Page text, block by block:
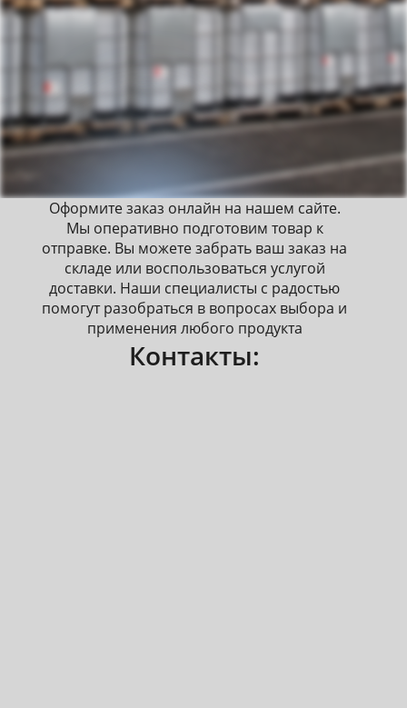
Оформите заказ онлайн на нашем сайте.
Мы оперативно подготовим товар к
отправке. Вы можете забрать ваш заказ на
складе или воспользоваться услугой
доставки. Наши специалисты с радостью
помогут разобраться в вопросах выбора и
применения любого продукта
Контакты: